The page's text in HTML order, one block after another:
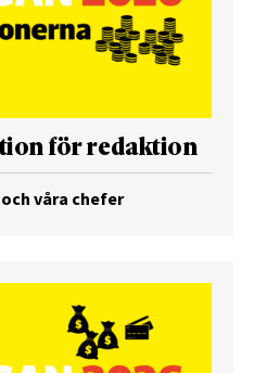
för redaktion
våra chefer